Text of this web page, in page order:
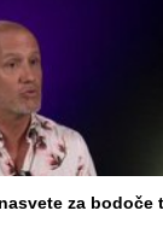
za bodoče